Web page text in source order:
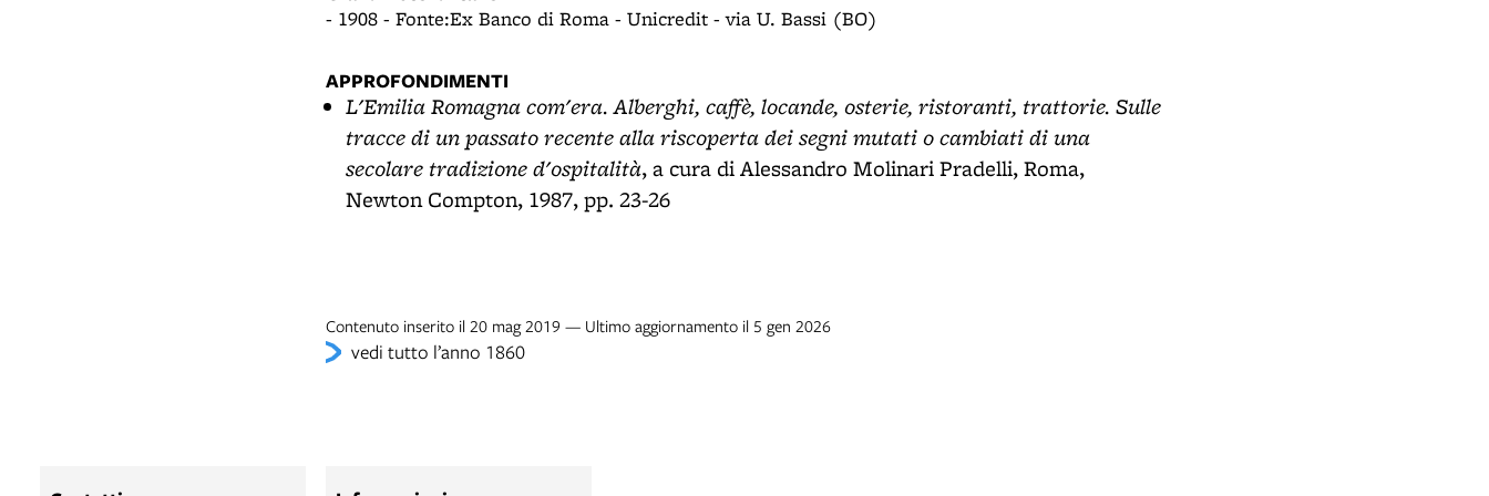
- 1908 - Fonte:Ex Banco di Roma - Unicredit - via U. Bassi (BO)
APPROFONDIMENTI
L'Emilia Romagna com'era. Alberghi, caffè, locande, osterie, ristoranti, trattorie. Sulle
tracce di un passato recente alla riscoperta dei segni mutati o cambiati di una
secolare tradizione d'ospitalità, a cura di Alessandro Molinari Pradelli, Roma,
Newton Compton, 1987, pp. 23-26
Contenuto inserito il 20 mag 2019 — Ultimo aggiornamento il 5 gen 2026
vedi tutto l’anno 1860